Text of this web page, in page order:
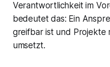
Verantwortlichkeit im
bedeutet das: Ein
greifbar ist und Projekte
umsetzt.